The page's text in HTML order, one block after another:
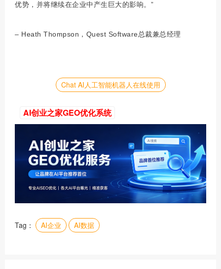
优势，并将继续在企业中产生巨大的影响。”
– Heath Thompson，Quest Software总裁兼总经理
Chat AI人工智能机器人在线使用
AI创业之家GEO优化系统
Tag： AI企业 AI数据